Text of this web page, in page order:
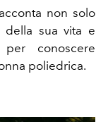
non solo
della sua vita e
conoscere
poliedrica.